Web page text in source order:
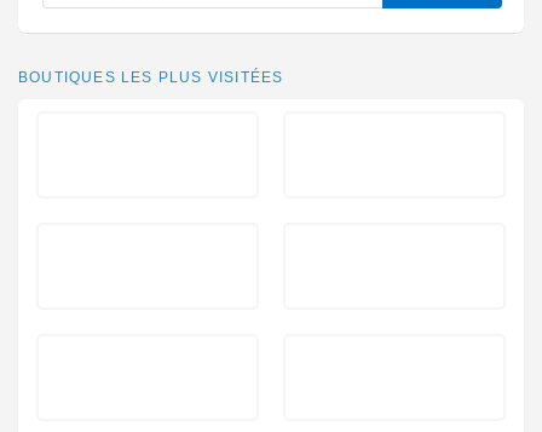
BOUTIQUES LES PLUS VISITÉES